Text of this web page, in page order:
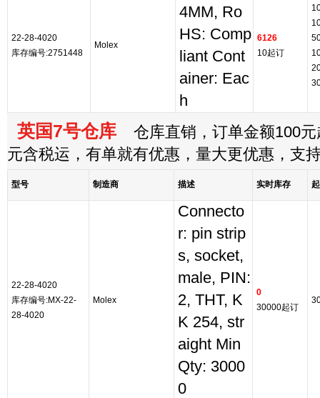
22-28-4020
库存编号:2751448
Molex
4MM, Ro
HS: Comp
liant Cont
ainer: Eac
h
6126
10起订
英国7号仓库 仓库直销，订单金额100元
元含税运，有单就有优惠，量大更优惠，支
型号 制造商 描述 实时库存
22-28-4020
库存编号:MX-22-
28-4020
Molex
Connecto
r: pin strip
s, socket,
male, PIN:
2, THT, K
K 254, str
aight Min
Qty: 3000
0
0
30000起订